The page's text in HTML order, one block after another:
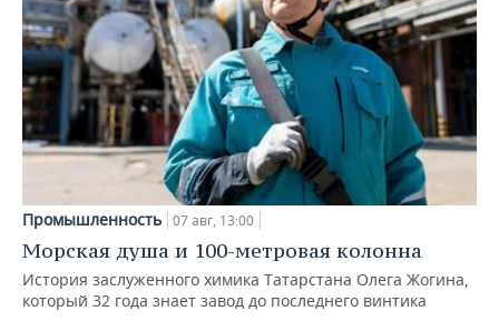
Промышленность 07 авг, 13:00
Морская душа и 100-метровая колонна
История заслуженного химика Татарстана Олега Жогина,
который 32 года знает завод до последнего винтика